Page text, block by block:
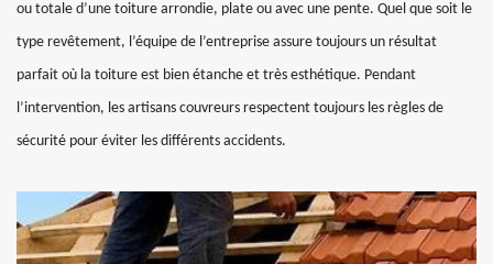
ou totale d’une toiture arrondie, plate ou avec une pente. Quel que soit le
type revêtement, l’équipe de l’entreprise assure toujours un résultat
parfait où la toiture est bien étanche et très esthétique. Pendant
l’intervention, les artisans couvreurs respectent toujours les règles de
sécurité pour éviter les différents accidents.